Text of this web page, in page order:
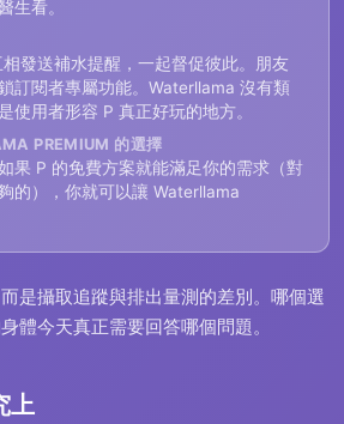
生看。
發送補水提醒，一起督促彼此。朋友
訂閱者專屬功能。Waterllama 沒有類
使用者形容 P 真正好玩的地方。
PREMIUM 的選擇
果 P 的免費方案就能滿足你的需求（對
的），你就可以讓 Waterllama
是攝取追蹤與排出量測的差別。哪個選
體今天真正需要回答哪個問題。
上